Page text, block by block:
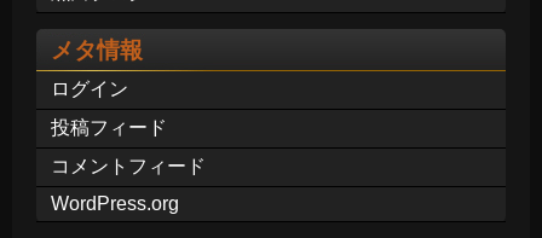
メタ情報
ログイン
投稿フィード
コメントフィード
WordPress.org